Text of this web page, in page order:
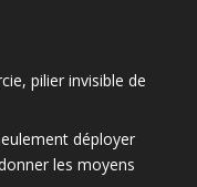
pilier invisible de
déployer
les moyens